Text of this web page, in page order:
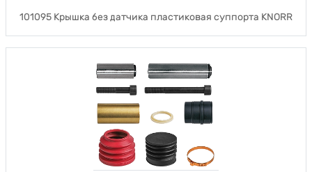
101095 Крышка без датчика пластиковая суппорта KNORR